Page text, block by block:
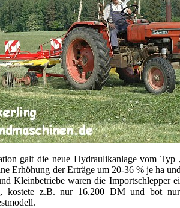
galt die neue Hydraulikanlage vom Typ
Erhöhung der Erträge um 20-36 % je ha
Kleinbetriebe waren die Importschlepper
kostete z.B. nur 16.200 DM und bot